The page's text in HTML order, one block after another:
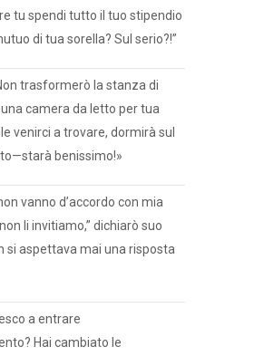
tu spendi tutto il tuo stipendio
di tua sorella? Sul serio?!”
trasformerò la stanza di
camera da letto per tua
venirci a trovare, dormirà sul
benissimo!»
vanno d’accordo con mia
li invitiamo,” dichiarò suo
si aspettava mai una risposta
a entrare
Hai cambiato le